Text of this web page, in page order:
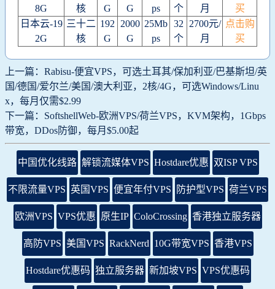
8G
核
G
G
ps
个
月
买
日本云-19
2G
三十二
核
192
G
2000
G
25Mb
ps
32
个
2700元/
月
点击购
买
上一篇：Rabisu-便宜VPS，可选土耳其/保加利亚/巴基斯坦/英
国/德国/爱尔兰/美国/澳大利亚，2核/4G，可选Windows/Linu
x，每月仅需$2.99
下一篇：SoftshellWeb-欧洲VPS/荷兰VPS，KVM架构，1Gbps
带宽，DDos防御，每月$5.00起
中国优化线路 解锁流媒体VPS Hostdare优惠 双ISP VPS
不限流量VPS 英国VPS 便宜年付VPS 防护型VPS 荷兰VPS
欧洲VPS VPS优惠 原生IP ColoCrossing 香港独立服务器
高防VPS 美国VPS RackNerd 10G带宽VPS 香港VPS
Hostdare优惠码 独立服务器 新加坡VPS VPS优惠码